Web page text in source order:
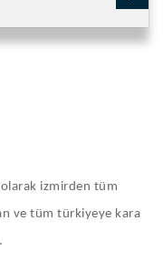
izmirden tüm
ve tüm türkiyeye kara